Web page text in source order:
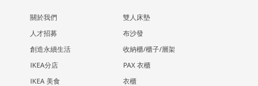
關於我們
人才招募
創造永續生活
IKEA分店
IKEA 美食
雙人床墊
布沙發
收納櫃/櫃子/層架
PAX 衣櫃
衣櫃